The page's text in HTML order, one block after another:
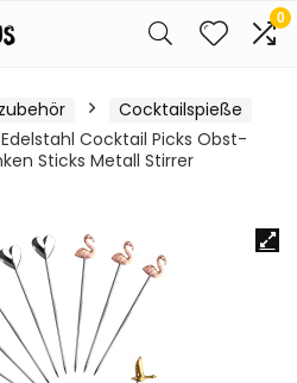
0
Cocktailspieße
Cocktail Picks Obst-
Sticks Metall Stirrer